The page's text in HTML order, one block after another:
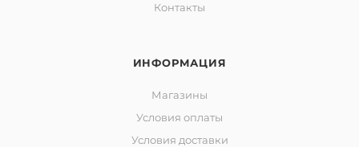
Контакты
ИНФОРМАЦИЯ
Магазины
Условия оплаты
Условия доставки